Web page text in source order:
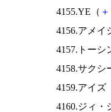
4155.YE（ ＋
4156.アメイ
4157.トーシ
4158.サクシ
4159.アイズ
4160.ジィ・